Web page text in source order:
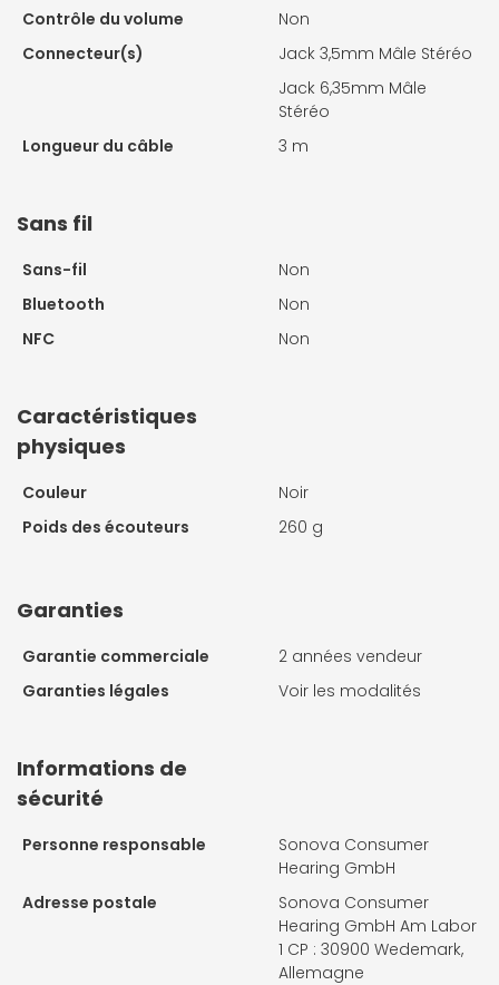
Contrôle du volume
Non
Connecteur(s)
Jack 3,5mm Mâle Stéréo
Jack 6,35mm Mâle
Stéréo
Longueur du câble
3 m
Sans fil
Sans-fil
Non
Bluetooth
Non
NFC
Non
Caractéristiques
physiques
Couleur
Noir
Poids des écouteurs
260 g
Garanties
Garantie commerciale
2 années vendeur
Garanties légales
Voir les modalités
Informations de
sécurité
Personne responsable
Sonova Consumer
Hearing GmbH
Adresse postale
Sonova Consumer
Hearing GmbH Am Labor
1 CP : 30900 Wedemark,
Allemagne